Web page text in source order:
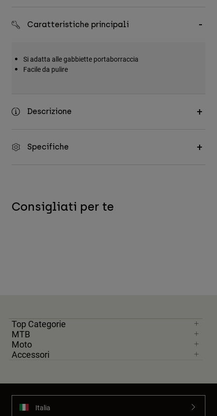
Tutti gli accessori
Cappelli e Berretti
Vedi tutto
Caratteristiche principali
Si adatta alle gabbiette portaborraccia
Facile da pulire
Descrizione
Specifiche
Consigliati per te
Top Categorie
MTB
Moto
Accessori
Italia